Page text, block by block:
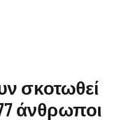
σκοτωθεί
άνθρωποι